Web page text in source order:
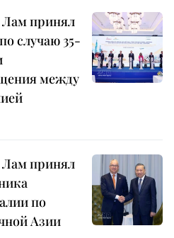
Лам принял
случаю 35-
между
Лам принял
по
Азии